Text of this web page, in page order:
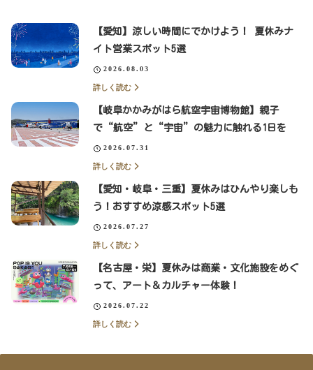
【愛知】涼しい時間にでかけよう！ 夏休みナ
イト営業スポット5選
2026.08.03
詳しく読む
【岐阜かかみがはら航空宇宙博物館】親子
で“航空”と“宇宙”の魅力に触れる1日を
2026.07.31
詳しく読む
【愛知・岐阜・三重】夏休みはひんやり楽しも
う！おすすめ涼感スポット5選
2026.07.27
詳しく読む
【名古屋・栄】夏休みは商業・文化施設をめぐ
って、アート＆カルチャー体験！
2026.07.22
詳しく読む